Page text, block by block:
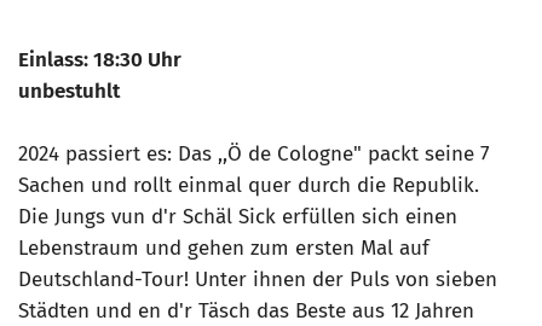
Einlass: 18:30 Uhr
unbestuhlt
2024 passiert es: Das ,,Ö de Cologne" packt seine 7
Sachen und rollt einmal quer durch die Republik.
Die Jungs vun d'r Schäl Sick erfüllen sich einen
Lebenstraum und gehen zum ersten Mal auf
Deutschland-Tour! Unter ihnen der Puls von sieben
Städten und en d'r Täsch das Beste aus 12 Jahren